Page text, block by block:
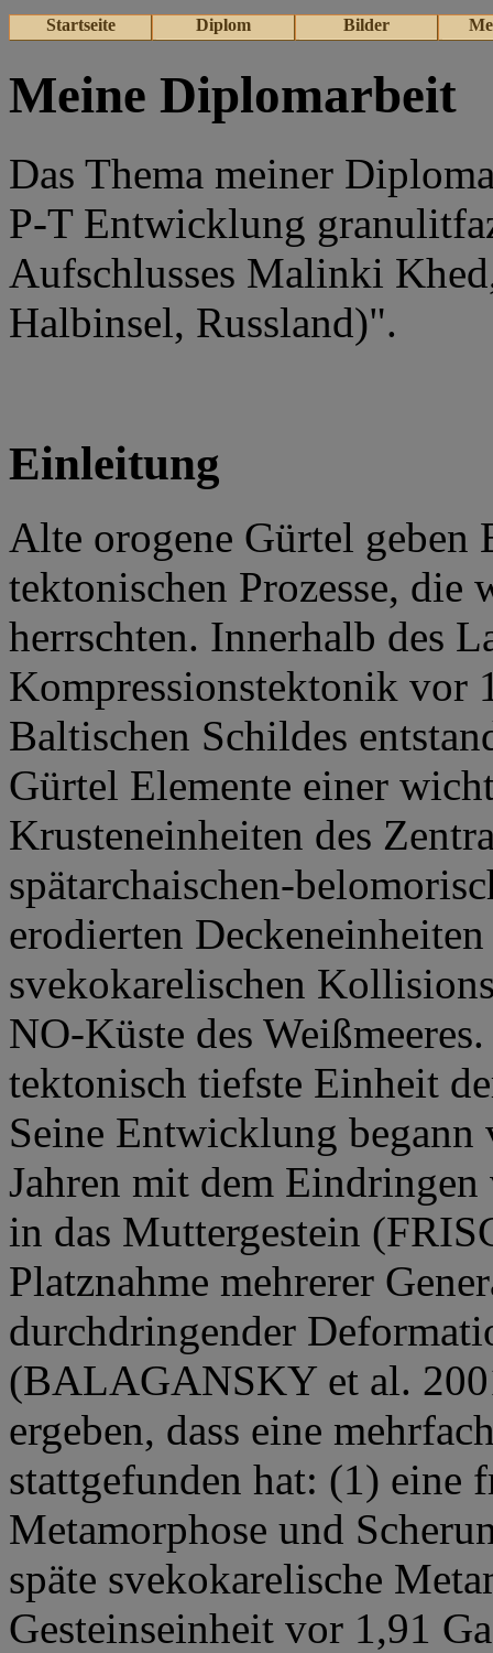
Startseite
Diplom
Meine
Diplomarbeit
Bilder
Bilderkarussell
Lightbox
Meine Diplomarbeit
Das Thema meiner
P-T Entwicklung
Aufschlusses Malinki
Halbinsel, Russland)".
Einleitung
Alte orogene Gürtel
tektonischen Prozesse, die
herrschten. Innerhalb des
Kompressionstektonik vor
Baltischen Schildes
Gürtel Elemente einer
Krusteneinheiten des
spätarchaischen-
erodierten
svekokarelischen
NO-Küste des
tektonisch tiefste Einheit
Seine Entwicklung
Jahren mit dem
in das Muttergestein
Platznahme mehrerer
durchdringender
(BALAGANSKY et al.
ergeben, dass eine
stattgefunden hat: (1)
Metamorphose und
späte svekokarelische
Gesteinseinheit vor 1,91